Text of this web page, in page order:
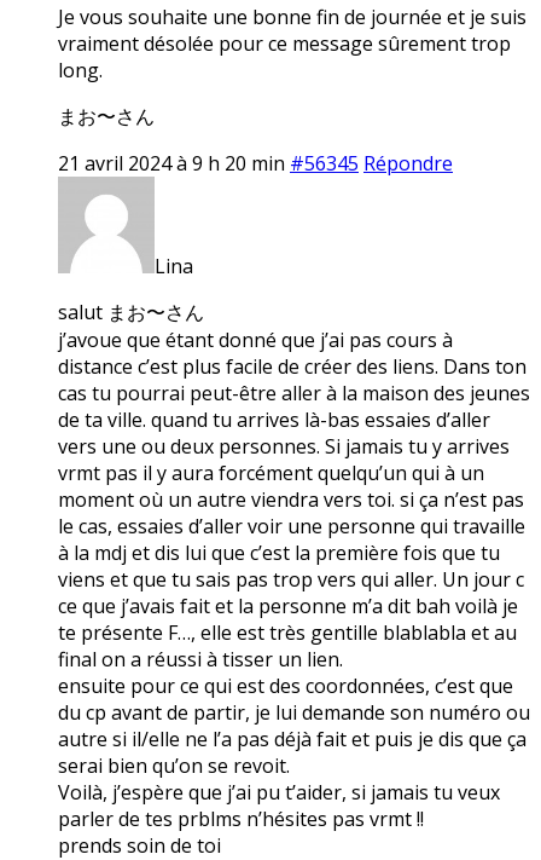
Je vous souhaite une bonne fin de journée et je suis
vraiment désolée pour ce message sûrement trop
long.
まお〜さん
21 avril 2024 à 9 h 20 min #56345 Répondre
Lina
salut まお〜さん
j’avoue que étant donné que j’ai pas cours à
distance c’est plus facile de créer des liens. Dans ton
cas tu pourrai peut-être aller à la maison des jeunes
de ta ville. quand tu arrives là-bas essaies d’aller
vers une ou deux personnes. Si jamais tu y arrives
vrmt pas il y aura forcément quelqu’un qui à un
moment où un autre viendra vers toi. si ça n’est pas
le cas, essaies d’aller voir une personne qui travaille
à la mdj et dis lui que c’est la première fois que tu
viens et que tu sais pas trop vers qui aller. Un jour c
ce que j’avais fait et la personne m’a dit bah voilà je
te présente F…, elle est très gentille blablabla et au
final on a réussi à tisser un lien.
ensuite pour ce qui est des coordonnées, c’est que
du cp avant de partir, je lui demande son numéro ou
autre si il/elle ne l’a pas déjà fait et puis je dis que ça
serai bien qu’on se revoit.
Voilà, j’espère que j’ai pu t’aider, si jamais tu veux
parler de tes prblms n’hésites pas vrmt !!
prends soin de toi